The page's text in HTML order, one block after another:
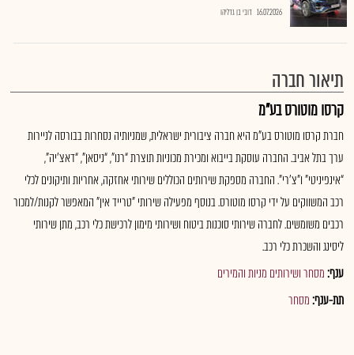
16.07.2026 דובי בן גדליהו
תיאור חברה
קרסו מוטורס בע"מ
חברת קרסו מוטורס בע"מ היא חברה ציבורית ישראלית, שמניותיה נסחרות בבורסה לניירות
ערך בתל אביב. החברה עוסקת בייבוא ומכירת מכוניות תוצרת “רנו”, “ניסאן”, “דאצ’יה”,
“אינפיניטי” ו"צ’רי". החברה מספקת שירותים הכוללים שירותי אחזקה, אחריות ותיקונים לכלי
רכב המשווקים על ידי קרסו מוטורס. בנוסף מפעילה שירותי "טרייד אין" המאפשר לקנות/למכור
רכבים משומשים. לחברה שירותי סוכנות ביטוח ושירותי מימון לרכישת כלי רכב, מתן שירותי
ליסינג והשכרת כלי רכב.
ענף:מסחר ושירותים מניות והמירים
תת-ענף:מסחר